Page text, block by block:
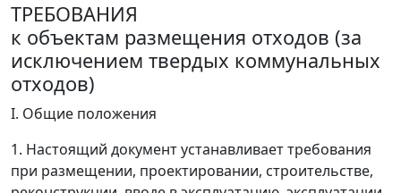
ТРЕБОВАНИЯ
к объектам размещения отходов (за
исключением твердых коммунальных
отходов)
I. Общие положения
1. Настоящий документ устанавливает требования
при размещении, проектировании, строительстве,